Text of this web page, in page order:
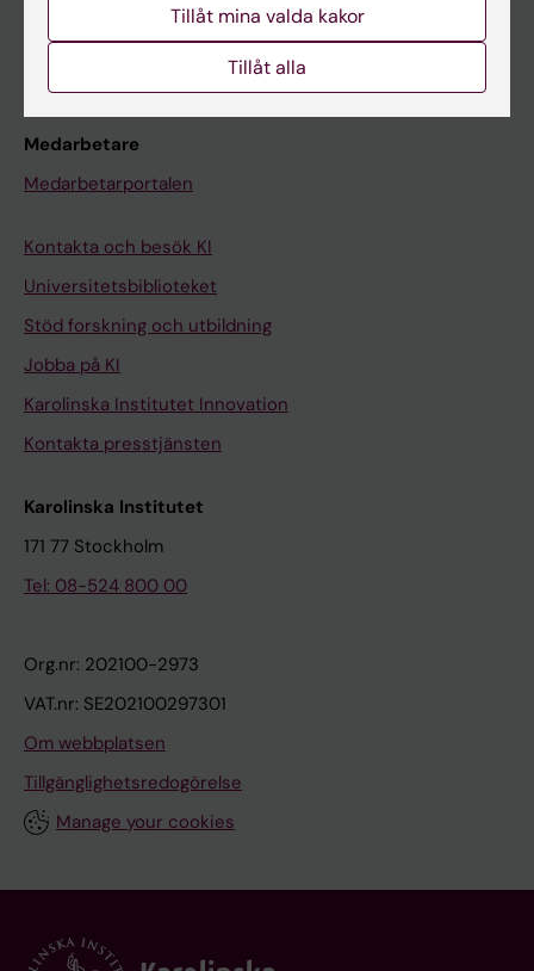
Kurs- och programwebbar
Medarbetare
Medarbetarportalen
Kontakta och besök KI
Universitetsbiblioteket
Stöd forskning och utbildning
Jobba på KI
Karolinska Institutet Innovation
Kontakta presstjänsten
Karolinska Institutet
171 77 Stockholm
Tel: 08-524 800 00
Org.nr: 202100-2973
VAT.nr: SE202100297301
Om webbplatsen
Tillgänglighetsredogörelse
Manage your cookies
Tillåt mina valda kakor
Tillåt alla